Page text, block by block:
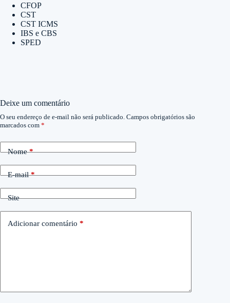
CFOP
CST
CST ICMS
IBS e CBS
SPED
Deixe um comentário
O seu endereço de e-mail não será publicado. Campos obrigatórios são
marcados com *
Nome*
E-mail*
Site
Adicionar comentário *